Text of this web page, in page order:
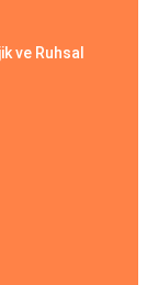
ve Ruhsal